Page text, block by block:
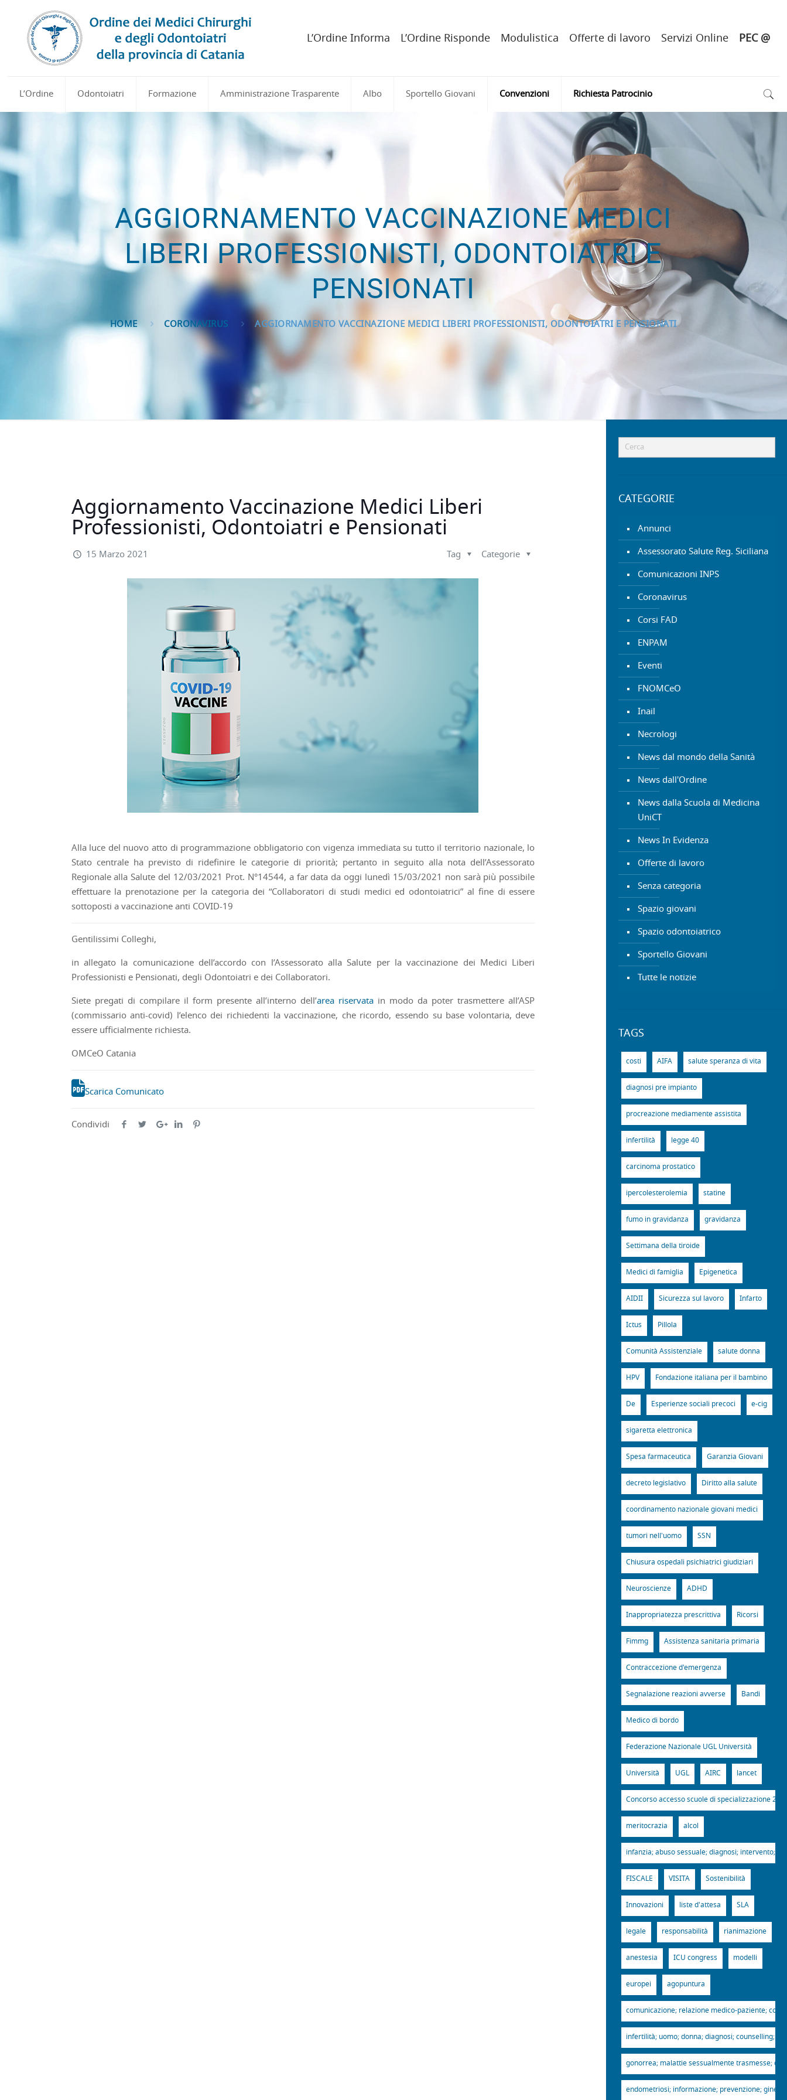
L’Ordine Odontoiatri Formazione Amministrazione Trasparente Albo Sportello Giovani Convenzioni Richiesta Patrocinio
L’Ordine Informa L’Ordine Risponde Modulistica Offerte di lavoro Servizi Online PEC @
AGGIORNAMENTO VACCINAZIONE MEDICI
LIBERI PROFESSIONISTI, ODONTOIATRI E
PENSIONATI
HOME CORONAVIRUS AGGIORNAMENTO VACCINAZIONE MEDICI LIBERI PROFESSIONISTI, ODONTOIATRI E PENSIONATI
Aggiornamento Vaccinazione Medici Liberi
Professionisti, Odontoiatri e Pensionati
15 Marzo 2021 Categorie
Tag
Alla luce del nuovo atto di programmazione obbligatorio con vigenza immediata su tutto il territorio nazionale, lo
Stato centrale ha previsto di ridefinire le categorie di priorità; pertanto in seguito alla nota dell’Assessorato
Regionale alla Salute del 12/03/2021 Prot. N°14544, a far data da oggi lunedì 15/03/2021 non sarà più possibile
effettuare la prenotazione per la categoria dei “Collaboratori di studi medici ed odontoiatrici” al fine di essere
sottoposti a vaccinazione anti COVID-19
Gentilissimi Colleghi,
in allegato la comunicazione dell’accordo con l’Assessorato alla Salute per la vaccinazione dei Medici Liberi
Professionisti e Pensionati, degli Odontoiatri e dei Collaboratori.
Siete pregati di compilare il form presente all’interno dell’area riservatain modo da poter trasmettere all’ASP
(commissario anti-covid) l’elenco dei richiedenti la vaccinazione, che ricordo, essendo su base volontaria, deve
essere ufficialmente richiesta.
OMCeO Catania
Scarica Comunicato
Condividi
CATEGORIE
Annunci
Assessorato Salute Reg. Siciliana
Comunicazioni INPS
Coronavirus
Corsi FAD
ENPAM
Eventi
FNOMCeO
Inail
Necrologi
News dal mondo della Sanità
News dall'Ordine
News dalla Scuola di Medicina
UniCT
News In Evidenza
Offerte di lavoro
Senza categoria
Spazio giovani
Spazio odontoiatrico
Sportello Giovani
Tutte le notizie
TAGS
costi AIFA salute speranza di vita
diagnosi pre impianto
procreazione mediamente assistita
infertilità legge 40
carcinoma prostatico
ipercolesterolemia statine
fumo in gravidanza gravidanza
Settimana della tiroide
Medici di famiglia Epigenetica
AIDII Sicurezza sul lavoro Infarto
Ictus Pillola
Comunità Assistenziale salute donna
HPV Fondazione italiana per il bambino
De Esperienze sociali precoci e-cig
sigaretta elettronica
Spesa farmaceutica Garanzia Giovani
decreto legislativo Diritto alla salute
coordinamento nazionale giovani medici
tumori nell'uomo SSN
Chiusura ospedali psichiatrici giudiziari
Neuroscienze ADHD
Inappropriatezza prescrittiva Ricorsi
Fimmg Assistenza sanitaria primaria
Contraccezione d'emergenza
Segnalazione reazioni avverse Bandi
Medico di bordo
Federazione Nazionale UGL Università
Università UGL AIRC lancet
Concorso accesso scuole di specializzazione
meritocrazia alcol
infanzia; abuso sessuale; diagnosi; intervento;
FISCALE VISITA Sostenibilità
Innovazioni liste d'attesa SLA
legale responsabilità rianimazione
anestesia ICU congress modelli
europei agopuntura
comunicazione; relazione medico-paziente;
infertilità; uomo; donna; diagnosi; counselling;
gonorrea; malattie sessualmente trasmesse;
endometriosi; informazione; prevenzione;